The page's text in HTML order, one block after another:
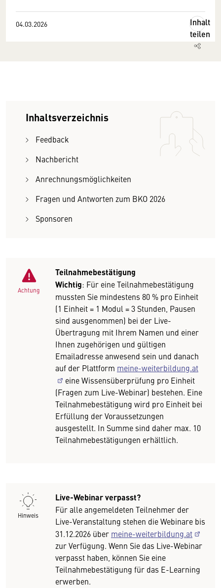
04.03.2026
Inhalt
teilen
Inhaltsverzeichnis
Feedback
Nachbericht
Anrechnungsmöglichkeiten
Fragen und Antworten zum BKO 2026
Sponsoren
Achtung
Teilnahmebestätigung
Wichtig: Für eine Teilnahmebestätigung
mussten Sie mindestens 80 % pro Einheit
(1 Einheit = 1 Modul = 3 Stunden, Pausen
sind ausgenommen) bei der Live-
Übertragung mit Ihrem Namen und einer
Ihnen zugehörigen und gültigen
Emailadresse anwesend sein und danach
auf der Plattform meine-weiterbildung.at
eine Wissensüberprüfung pro Einheit
(Fragen zum Live-Webinar) bestehen. Eine
Teilnahmebestätigung wird pro Einheit bei
Erfüllung der Voraussetzungen
ausgestellt. In Summe sind daher max. 10
Teilnahmebestätigungen erhältlich.
Hinweis
Live-Webinar verpasst?
Für alle angemeldeten Teilnehmer der
Live-Veranstaltung stehen die Webinare bis
31.12.2026 über meine-weiterbildung.at
zur Verfügung. Wenn Sie das Live-Webinar
verpasst haben, können Sie eine
Teilnahmebestätigung für das E-Learning
erwerben.